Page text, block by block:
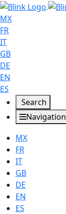
MX
FR
IT
GB
DE
EN
ES
Search
Navigation
MX
FR
IT
GB
DE
EN
ES